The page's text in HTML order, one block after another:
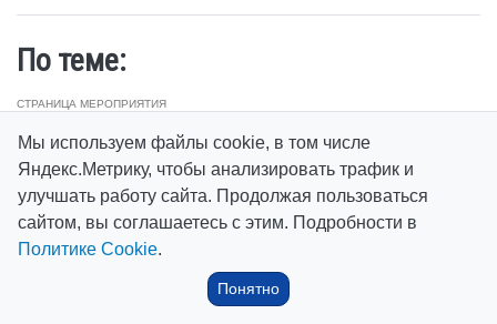
По теме:
СТРАНИЦА МЕРОПРИЯТИЯ
«Олимпийских чемпионов Ю. Кашкарова и Е. Редькина» среди
юношей и девушек
ФОТО
Соревнования по биатлону на призы Олимпийских чемпионов Ю.
Кашкарова и Е. Редькина
Мы используем файлы cookie, в том числе
Яндекс.Метрику, чтобы анализировать трафик и
улучшать работу сайта. Продолжая пользоваться
сайтом, вы соглашаетесь с этим. Подробности в
Политике Cookie.
Понятно